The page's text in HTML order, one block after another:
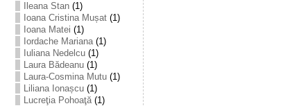
Ileana Stan(1)
Ioana Cristina Mușat(1)
Ioana Matei (1)
Iordache Mariana(1)
Iuliana Nedelcu(1)
Laura Bădeanu(1)
Laura-Cosmina Mutu(1)
Liliana Ionașcu(1)
Lucreţia Pohoaţă(1)